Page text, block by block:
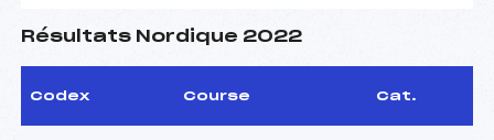
Résultats Nordique 2022
Codex Course Cat.